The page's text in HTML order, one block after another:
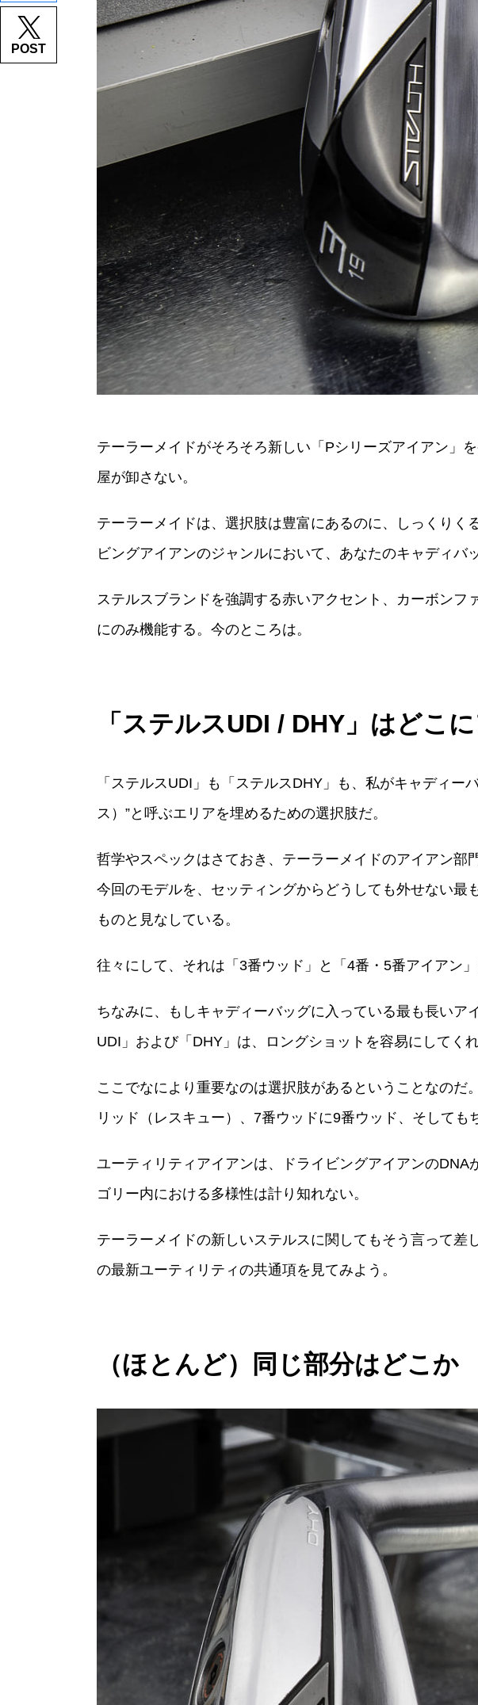
POST
テーラーメイドがそろそろ新しい「Pシリーズアイアン」
屋が卸さない。
テーラーメイドは、選択肢は豊富にあるのに、しっくり
ビングアイアンのジャンルにおいて、あなたのキャディバ
ステルスブランドを強調する赤いアクセント、カーボン
にのみ機能する。今のところは。
「ステルスUDI / DHY」はどこ
「ステルスUDI」も「ステルスDHY」も、私がキャディ
ス）”と呼ぶエリアを埋めるための選択肢だ。
哲学やスペックはさておき、テーラーメイドのアイアン部
今回のモデルを、セッティングからどうしても外せない
ものと見なしている。
往々にして、それは「3番ウッド」と「4番・5番アイアン
ちなみに、もしキャディーバッグに入っている最も長い
UDI」および「DHY」は、ロングショットを容易にしてく
ここでなにより重要なのは選択肢があるということなの
リッド（レスキュー）、7番ウッドに9番ウッド、そして
ユーティリティアイアンは、ドライビングアイアンの
ゴリー内における多様性は計り知れない。
テーラーメイドの新しいステルスに関してもそう言って
の最新ユーティリティの共通項を見てみよう。
（ほとんど）同じ部分はどこか